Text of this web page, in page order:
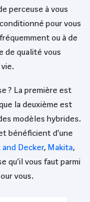
perceuse à vous
pour vous
ou à de
de qualité vous
? La première est
la deuxième est
modèles hybrides.
bénéficient d’une
and Decker, Makita,
qu’il vous faut parmi
vous.